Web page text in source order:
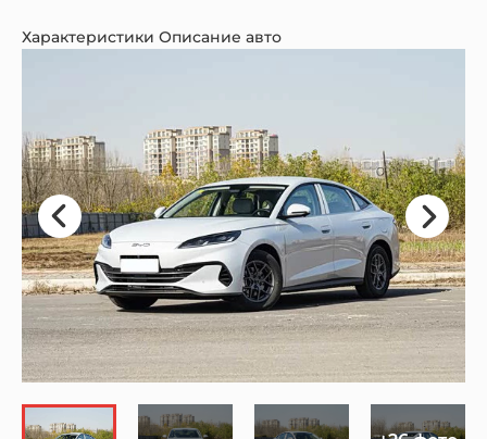
Характеристики Описание авто